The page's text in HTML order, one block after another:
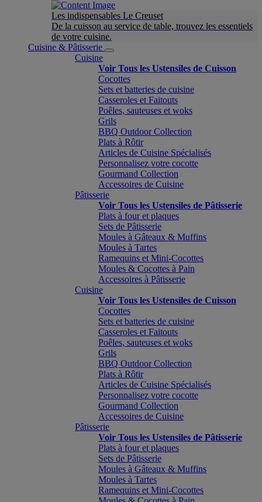
Les indispensables Le Creuset
De la cuisson au service de table, trouvez les essentiels
de votre cuisine.
Cuisine & Pâtisserie
Cuisine
Voir Tous les Ustensiles de Cuisson
Cocottes
Sets et batteries de cuisine
Casseroles et Faitouts
Poêles, sauteuses et woks
Grils
BBQ Outdoor Collection
Plats à Rôtir
Articles de Cuisine Spécialisés
Personnalisez votre cocotte
Gourmand Collection
Accessoires de Cuisine
Pâtisserie
Voir Tous les Ustensiles de Pâtisserie
Plats à four et plaques
Sets de Pâtisserie
Moules à Gâteaux & Muffins
Moules à Tartes
Ramequins et Mini-Cocottes
Moules & Cocottes à Pain
Accessoires à Pâtisserie
Cuisine
Voir Tous les Ustensiles de Cuisson
Cocottes
Sets et batteries de cuisine
Casseroles et Faitouts
Poêles, sauteuses et woks
Grils
BBQ Outdoor Collection
Plats à Rôtir
Articles de Cuisine Spécialisés
Personnalisez votre cocotte
Gourmand Collection
Accessoires de Cuisine
Pâtisserie
Voir Tous les Ustensiles de Pâtisserie
Plats à four et plaques
Sets de Pâtisserie
Moules à Gâteaux & Muffins
Moules à Tartes
Ramequins et Mini-Cocottes